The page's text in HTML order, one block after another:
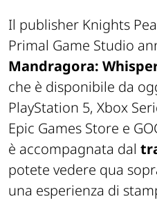
Il publisher Knights
Primal Game Studio
Mandragora:
che è disponibile da
PlayStation 5, Xbox
Epic Games Store e
è accompagnata dal
potete vedere qua
una esperienza di